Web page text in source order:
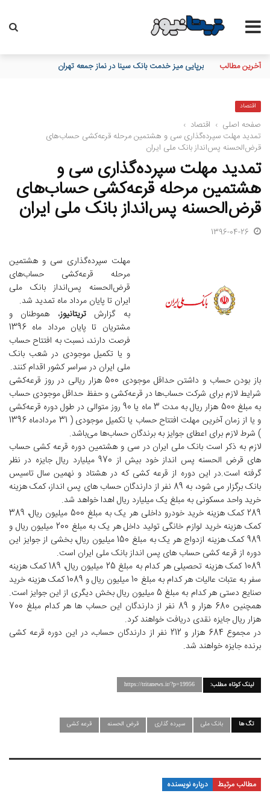
آخرین مطالب تاکید مدیرعامل بانک مسکن بر نقش خبرنگاران در اعتمادسازی و
اقتصاد
صفحه اصلی › اقتصاد ›
تمدید مهلت سپرده‌گذاری سی و هشتمین مرحله قرعه‌کشی حساب‌های
قرض‌الحسنه پس‌انداز بانک ملی ایران
تمدید مهلت سپرده‌گذاری سی و
هشتمین مرحله قرعه‌کشی حساب‌های
قرض‌الحسنه پس‌انداز بانک ملی ایران
1396-04-26
مهلت سپرده‌گذاری سی و هشتمین
مرحله قرعه‌کشی حساب‌های
قرض‌الحسنه پس‌انداز بانک ملی
ایران تا پایان مرداد ماه تمدید شد.
به گزارشتریتانیوز، هموطنان و
مشتریان تا پایان مرداد ماه 1396
فرصت دارند، نسبت به افتتاح حساب
و یا تکمیل موجودی در شعب بانک
ملی ایران در سراسر کشور اقدام کنند.
باز بودن حساب و داشتن حداقل موجودی 500 هزار ریالی در روز قرعه‌کشی
شرایط لازم برای شرکت حساب‌ها در قرعه‌کشی و حفظ حداقل موجودی حساب
به مبلغ 500 هزار ریال به مدت 3 ماه یا 90 روز متوالی در طول دوره قرعه‌کشی
و یا از زمان آخرین مهلت افتتاح حساب یا تکمیل موجودی ( 31 مردادماه 1396
) شرط لازم برای اعطای جوایز به برندگان حساب‌ها می‌باشد.
لازم به ذکر است بانک ملی ایران در سی و هشتمین دوره قرعه کشی حساب
های قرض الحسنه پس انداز خود بیش از 970 میلیارد ریال جایزه در نظر
گرفته است.در این دوره از قرعه کشی که در هشتاد و نهمین سال تاسیس
بانک برگزار می شود، به 89 نفر از دارندگان حساب های پس انداز، کمک هزینه
خرید واحد مسکونی به مبلغ یک میلیارد ریال اهدا خواهد شد.
289 کمک هزینه خرید خودرو داخلی هر یک به مبلغ 500 میلیون ریال، 389
کمک هزینه خرید لوازم خانگی تولید داخل هر یک به مبلغ 200 میلیون ریال و
989 کمک هزینه ازدواج هر یک به مبلغ 150 میلیون ریال، بخشی از جوایز این
دوره از قرعه کشی حساب های پس انداز بانک ملی ایران است.
1089 کمک هزینه تحصیلی هر کدام به مبلغ 25 میلیون ریال، 189 کمک هزینه
سفر به عتبات عالیات هر کدام به مبلغ 10 میلیون ریال و 1089 کمک هزینه خرید
صنایع دستی هر کدام به مبلغ 5 میلیون ریال بخش دیگری از این جوایز است.
همچنین 680 هزار و 89 نفر از دارندگان این حساب ها هر کدام مبلغ 700
هزار ریال جایزه نقدی دریافت خواهند کرد.
در مجموع 684 هزار و 212 نفر از دارندگان حساب، در این دوره قرعه کشی
برنده جایزه خواهند شد.
لینک کوتاه مطلب: https://tritanews.ir/?p=19956
تگ ها بانک ملی سپرده گذاری قرض الحسنه قرعه کشی
مطالب مرتبط درباره نویسنده